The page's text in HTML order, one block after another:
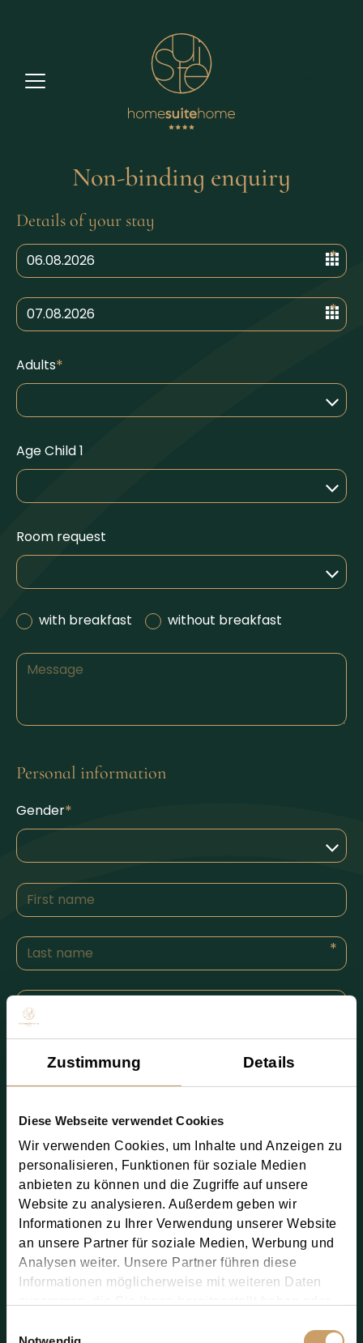
Zustimmung Details
Diese Webseite verwendet Cookies
Wir verwenden Cookies, um Inhalte und Anzeigen zu
personalisieren, Funktionen für soziale Medien
anbieten zu können und die Zugriffe auf unsere
Website zu analysieren. Außerdem geben wir
Informationen zu Ihrer Verwendung unserer Website
an unsere Partner für soziale Medien, Werbung und
Analysen weiter. Unsere Partner führen diese
Informationen möglicherweise mit weiteren Daten
Non-binding enquiry
Details of your stay
Adults
Age Child 1
Room request
with breakfast without breakfast
Personal information
Gender